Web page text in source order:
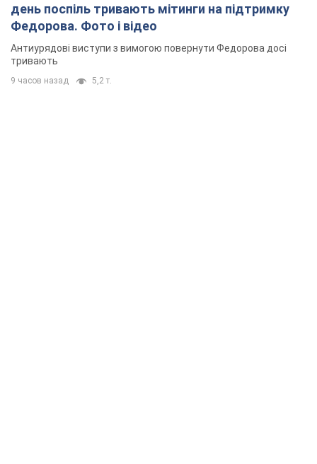
день поспіль тривають мітинги на підтримку
Федорова. Фото і відео
Антиурядові виступи з вимогою повернути Федорова досі
тривають
9 часов назад 5,2 т.